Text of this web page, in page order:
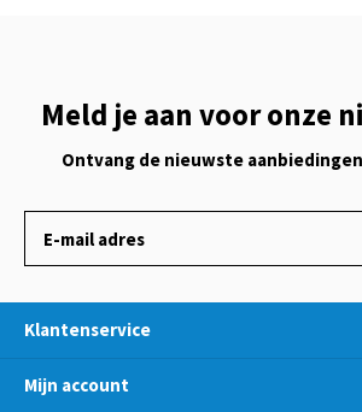
Meld je aan voor onze
Ontvang de nieuwste
Klantenservice
Mijn account